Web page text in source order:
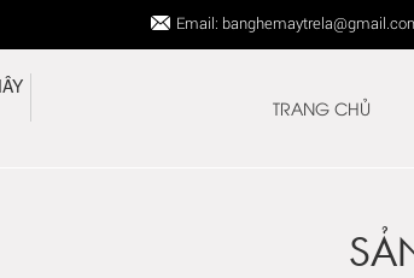
Email:
TRANG CHỦ